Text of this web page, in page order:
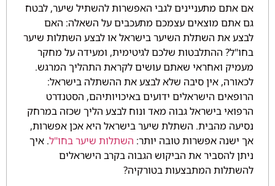
אם אתם מתעניינים לגבי האפשרות להשתיל שיער, לבטח
גם אתם מוצאים עצמכם מתעכבים על השאלה: האם
לבצע את השתלת השיער בישראל או לבצע השתלות שיער
בחו"ל? ההתלבטות שלכם לגיטימית, ומעידה על מחקר
מעמיק ואחראי שאתם עושים לקראת התהליך המרגש.
לכאורה, אין סיבה שלא לבצע את ההשתלה בישראל:
הרופאים הישראלים ידועים באיכויותיהם, הסטנדרט
הרפואי בישראל גבוה מאד ונוח לבצע הליך שכזה במרחק
נסיעה מהבית. השתלת שיער בישראל היא אכן אפשרות,
אך ישנה אפשרות טובה יותר: השתלות שיער בחו"ל. איך
ניתן להסביר את הביקוש הגבוה בקרב הישראלים
להשתלות המתבצעות בטורקיה?